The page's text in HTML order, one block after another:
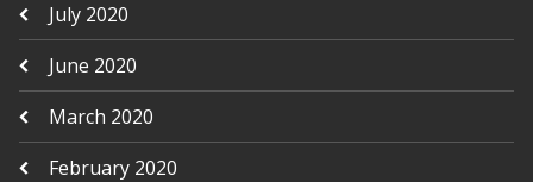
July 2020
June 2020
March 2020
February 2020